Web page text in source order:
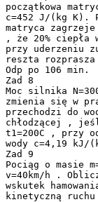
początkowa
c=452 J/(kg K).
matryca
, że 20% ciepła
przy uderzeniu
reszta
Odp po 106 min.
Zad 8
Moc silnika
zmienia się w
przechodzi do
chłodzącej ,
t1=200C , przy
wody c=4,19 kJ/
Zad 9
Pociąg o masie
v=40km/h .
wskutek
kinetyczną ruchu